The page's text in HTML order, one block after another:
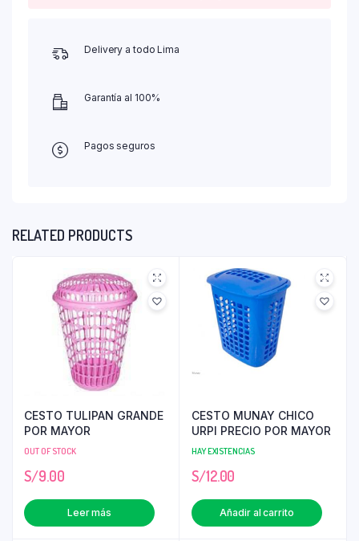
Delivery a todo Lima
Garantía al 100%
Pagos seguros
RELATED PRODUCTS
CESTO TULIPAN GRANDE
POR MAYOR
OUT OF STOCK
S/9.00
Leer más
CESTO MUNAY CHICO
URPI PRECIO POR MAYOR
HAY EXISTENCIAS
S/12.00
Añadir al carrito